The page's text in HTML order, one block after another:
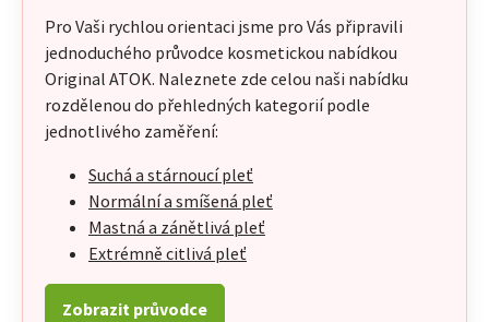
Pro Vaši rychlou orientaci jsme pro Vás připravili
jednoduchého průvodce kosmetickou nabídkou
Original ATOK. Naleznete zde celou naši nabídku
rozdělenou do přehledných kategorií podle
jednotlivého zaměření:
Suchá a stárnoucí pleť
Normální a smíšená pleť
Mastná a zánětlivá pleť
Extrémně citlivá pleť
Zobrazit průvodce